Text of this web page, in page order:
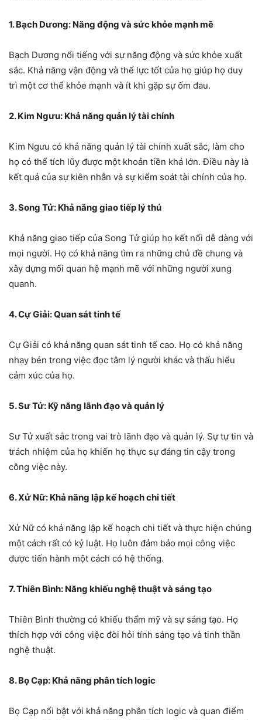
1. Bạch Dương: Năng động và sức khỏe mạnh mẽ
Bạch Dương nổi tiếng với sự năng động và sức khỏe xuất
sắc. Khả năng vận động và thể lực tốt của họ giúp họ duy
trì một cơ thể khỏe mạnh và ít khi gặp sự ốm đau.
2. Kim Ngưu: Khả năng quản lý tài chính
Kim Ngưu có khả năng quản lý tài chính xuất sắc, làm cho
họ có thể tích lũy được một khoản tiền khá lớn. Điều này là
kết quả của sự kiên nhẫn và sự kiểm soát tài chính của họ.
3. Song Tử: Khả năng giao tiếp lý thú
Khả năng giao tiếp của Song Tử giúp họ kết nối dễ dàng với
mọi người. Họ có khả năng tìm ra những chủ đề chung và
xây dựng mối quan hệ mạnh mẽ với những người xung
quanh.
4. Cự Giải: Quan sát tinh tế
Cự Giải có khả năng quan sát tinh tế cao. Họ có khả năng
nhạy bén trong việc đọc tâm lý người khác và thấu hiểu
cảm xúc của họ.
5. Sư Tử: Kỹ năng lãnh đạo và quản lý
Sư Tử xuất sắc trong vai trò lãnh đạo và quản lý. Sự tự tin và
trách nhiệm của họ khiến họ thực sự đáng tin cậy trong
công việc này.
6. Xử Nữ: Khả năng lập kế hoạch chi tiết
Xử Nữ có khả năng lập kế hoạch chi tiết và thực hiện chúng
một cách rất có kỷ luật. Họ luôn đảm bảo mọi công việc
được tiến hành một cách có hệ thống.
7. Thiên Bình: Năng khiếu nghệ thuật và sáng tạo
Thiên Bình thường có khiếu thẩm mỹ và sự sáng tạo. Họ
thích hợp với công việc đòi hỏi tính sáng tạo và tinh thần
nghệ thuật.
8. Bọ Cạp: Khả năng phân tích logic
Bọ Cạp nổi bật với khả năng phân tích logic và quan điểm